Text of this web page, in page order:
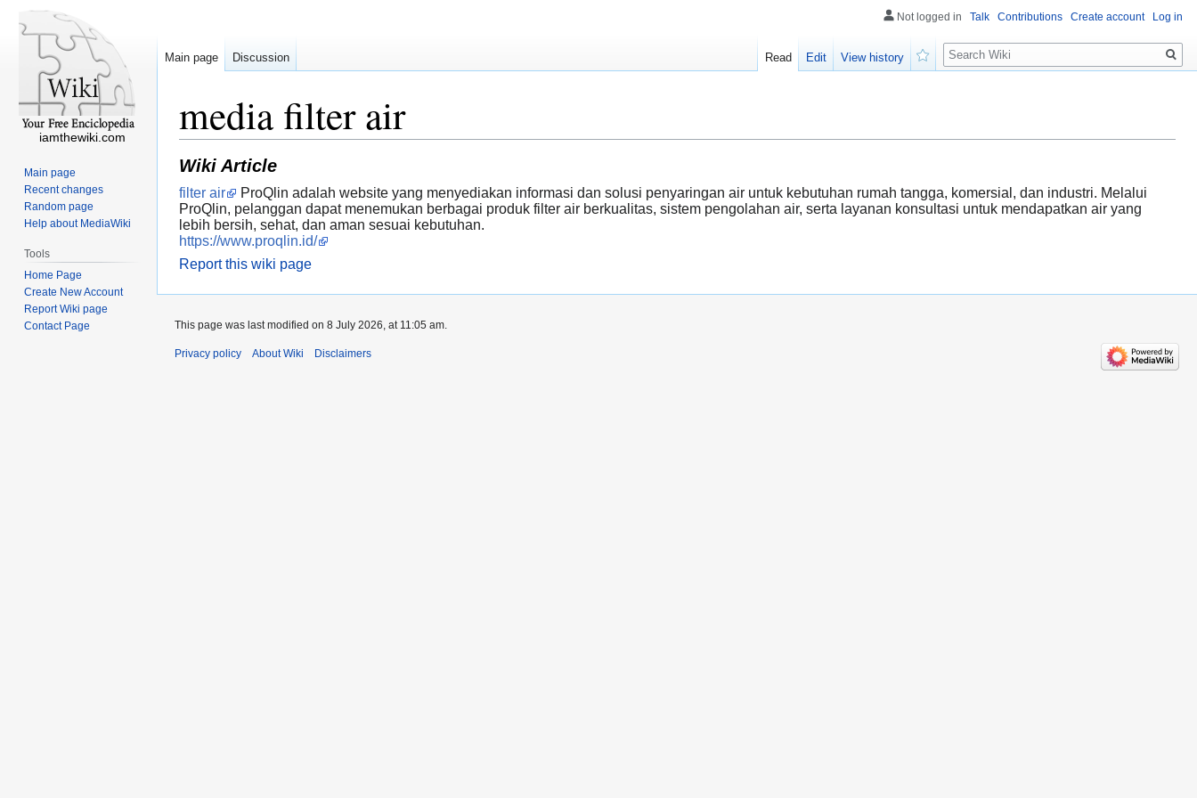
media filter air
Wiki Article
filter air
ProQlin adalah website yang menyediakan informasi dan solusi penyaringan air untuk kebutuhan rumah tangga, komersial, dan industri. Melalui
ProQlin, pelanggan dapat menemukan berbagai produk filter air berkualitas, sistem pengolahan air, serta layanan konsultasi untuk mendapatkan air yang
lebih bersih, sehat, dan aman sesuai kebutuhan.
https://www.proqlin.id/
Report this wiki page
Not logged in Talk Contributions Create account Log in
Main page Discussion Read Edit
View history
Search
iamthewiki.com
Main page
Recent changes
Random page
Help about MediaWiki
Tools
Home Page
Create New Account
Report Wiki page
Contact Page
This page was last modified on 8 July 2026, at 11:05 am.
Privacy policy About Wiki Disclaimers